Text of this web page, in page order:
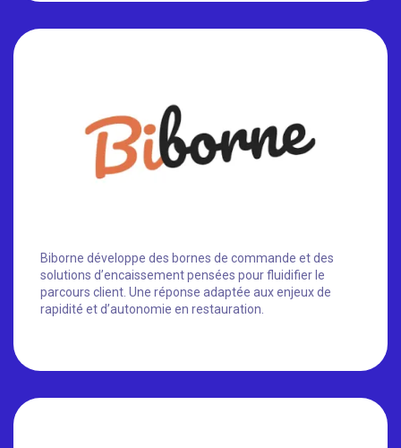
Biborne développe des bornes de commande et des
solutions d’encaissement pensées pour fluidifier le
parcours client. Une réponse adaptée aux enjeux de
rapidité et d’autonomie en restauration.